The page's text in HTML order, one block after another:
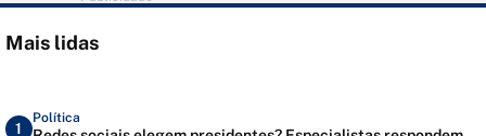
Mais lidas
1
Política